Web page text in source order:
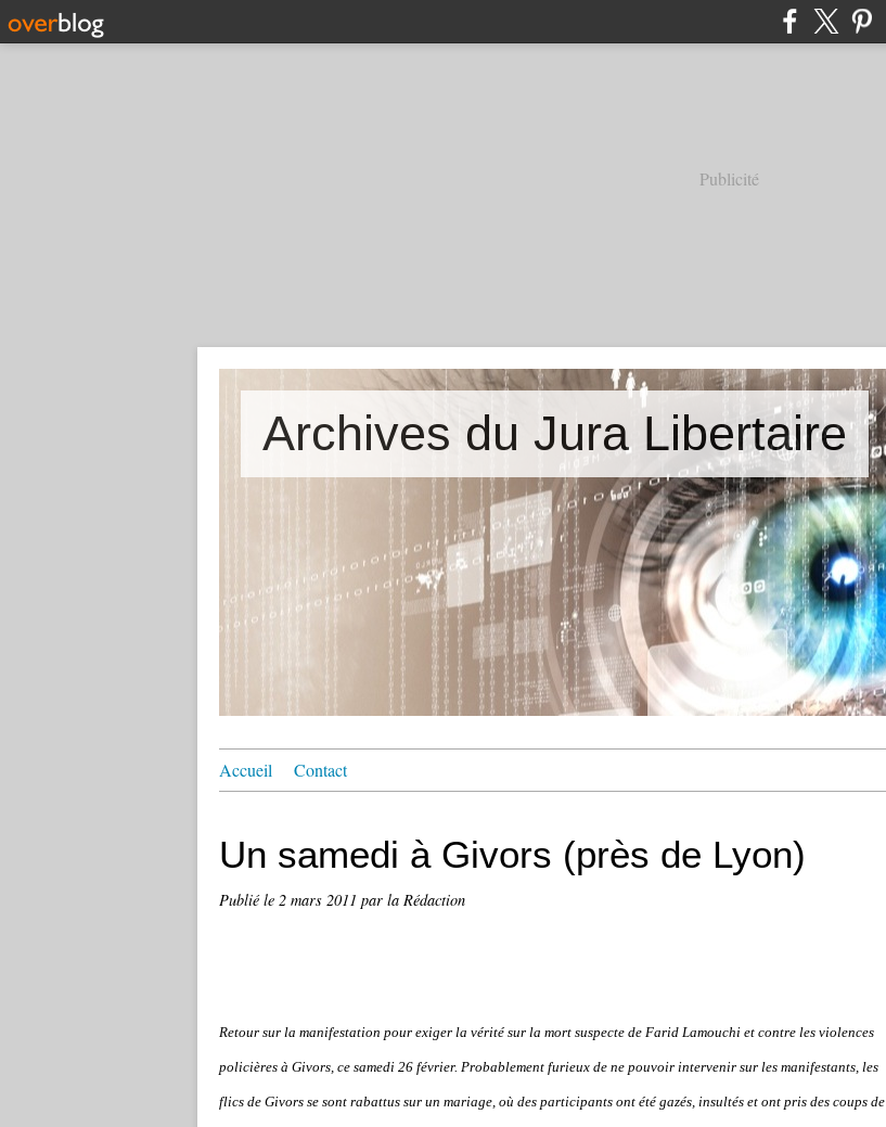
Publicité
Archives du Jura Libertaire
Accueil Contact
Un samedi à Givors (près de Lyon)
Publié le 2 mars 2011 par la Rédaction
Retour sur la manifestation pour exiger la vérité sur la mort suspecte de Farid Lamouchi et contre les violences
policières à Givors, ce samedi 26 février. Probablement furieux de ne pouvoir intervenir sur les manifestants, les
flics de Givors se sont rabattus sur un mariage, où des participants ont été gazés, insultés et ont pris des coups de